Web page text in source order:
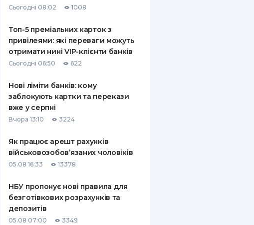
ВСІ СТРАХОВІ ПОЛІСИ
СТРАХОВІ КОМПАНІЇ
ВІДГУКИ ПРО СТРАХОВІ
КОМПАНІЇ
Сьогодні 08:02 1008
Топ-5 преміальних карток з
привілеями: які переваги можуть
отримати нині VIP-клієнти банків
Сьогодні 06:50 622
Нові ліміти банків: кому
заблокують картки та перекази
вже у серпні
Вчора 13:10 3224
Як працює арешт рахунків
військовозобов’язаних чоловіків
05.08 16:33 13378
НБУ пропонує нові правила для
безготівкових розрахунків та
депозитів
05.08 07:00 3349